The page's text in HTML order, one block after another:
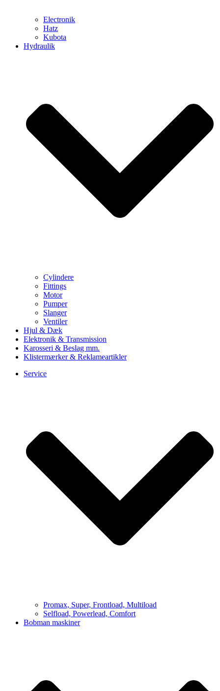
Electronik
Hatz
Kubota
Hydraulik
Cylindere
Fittings
Motor
Pumper
Slanger
Ventiler
Hjul & Dæk
Elektronik & Transmission
Karosseri & Beslag mm.
Klistermærker & Reklameartikler
Service
Promax, Super, Frontload, Multiload
Selfload, Powerlead, Comfort
Bobman maskiner